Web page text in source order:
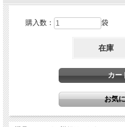
購入数： 袋
在庫